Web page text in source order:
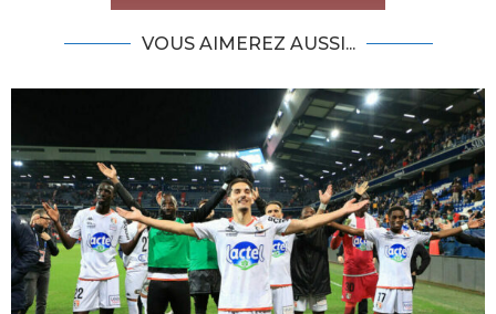
VOUS AIMEREZ AUSSI...